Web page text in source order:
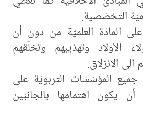
التخصّصية.
المادّة العلميّة من دون أن
الأولاد وتهذيبهم وتخلّقهم
الانزلاق.
المؤسّسات التربويّة على
يكون اهتمامها بالجانبَيْن